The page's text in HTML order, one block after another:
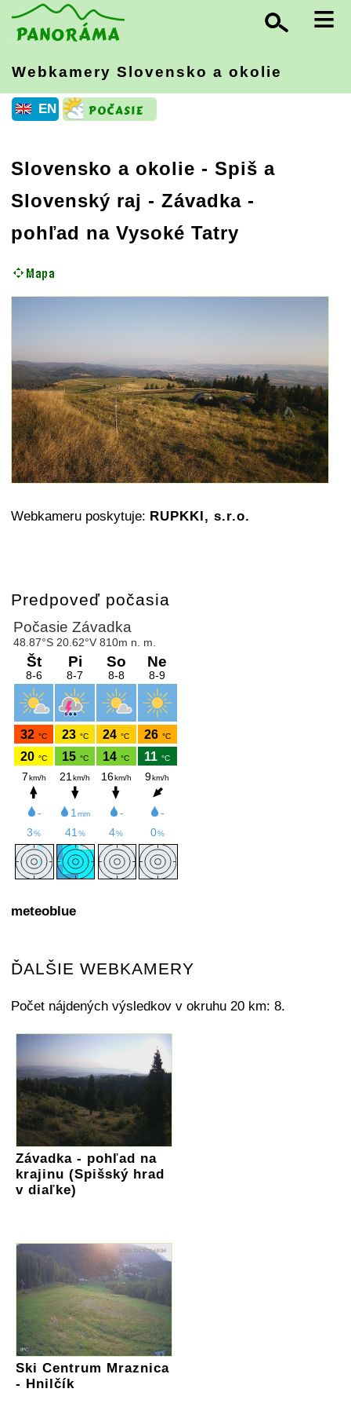
≡
Webkamery Slovensko a okolie
EN
Slovensko a okolie - Spiš a
Slovenský raj - Závadka -
pohľad na Vysoké Tatry
Webkameru poskytuje: RUPKKI, s.r.o.
Predpoveď počasia
meteoblue
ĎALŠIE WEBKAMERY
Počet nájdených výsledkov v okruhu 20 km: 8.
Závadka - pohľad na
krajinu (Spišský hrad
v diaľke)
Ski Centrum Mraznica
- Hnilčík